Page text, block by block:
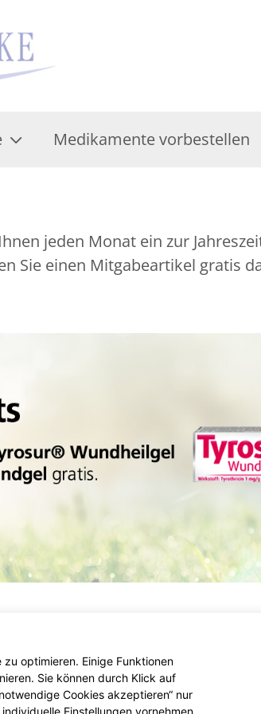
Medikamente vorbestellen
jeden Monat ein zur
Sie einen Mitgabeartikel gratis
optimieren. Einige Funktionen
Sie können durch Klick auf
Cookies akzeptieren“ nur
Einstellungen vornehmen.